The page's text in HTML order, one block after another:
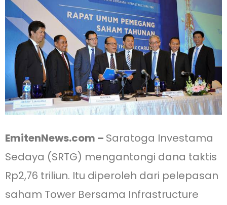
EmitenNews.com – Saratoga Investama
Sedaya (SRTG) mengantongi dana taktis
Rp2,76 triliun. Itu diperoleh dari pelepasan
saham Tower Bersama Infrastructure